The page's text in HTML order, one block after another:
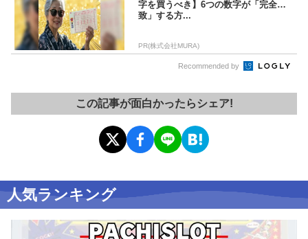
字を買うべき】6つの数字が「完全一
致」する方...
PR(株式会社MURA)
Recommended by
この記事が面白かったらシェア!
人気ランキング